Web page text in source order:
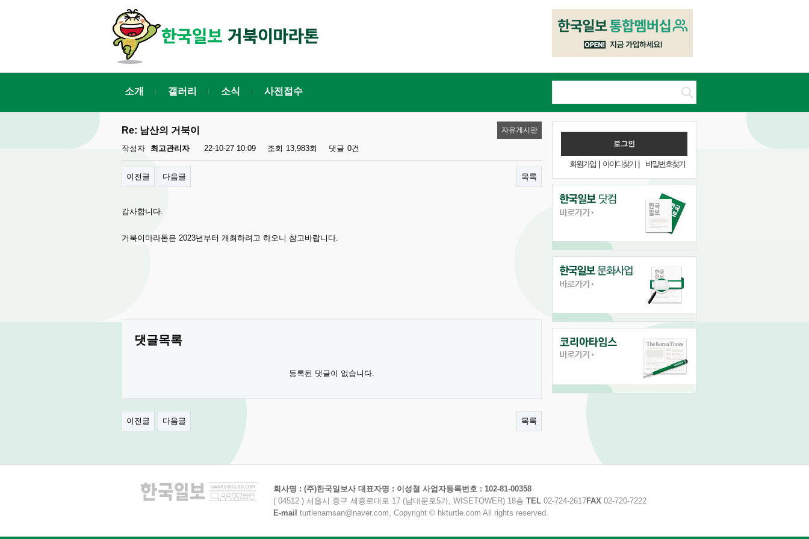
소개 갤러리 소식 사전접수
회원가입| 아이디찾기 비밀번호찾기
자유게시판
Re: 남산의 거북이
작성자 최고관리자 22-10-27 10:09 조회 13,983회 댓글 0건
이전글 다음글 목록
감사합니다.
거북이마라톤은 2023년부터 개최하려고 하오니 참고바랍니다.
댓글목록
등록된 댓글이 없습니다.
이전글 다음글 목록
회사명 : (주)한국일보사 대표자명 : 이성철 사업자등록번호 : 102-81-00358
( 04512 ) 서울시 중구 세종로대로 17 (남대문로5가, WISETOWER) 18층 TEL 02-724-2617FAX 02-720-7222
E-mail turtlenamsan@naver.com, Copyright © hkturtle.com All rights reserved.